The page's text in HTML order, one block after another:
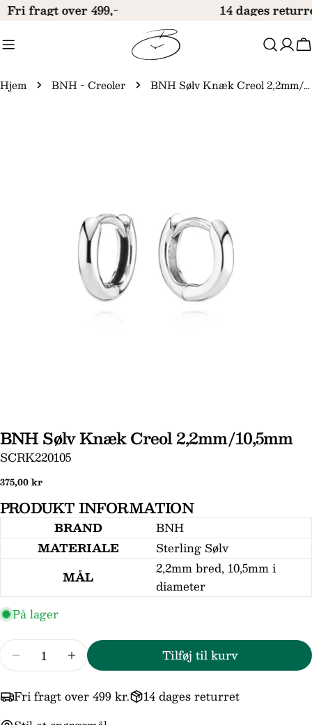
Gå
indhold
Fri fragt over 499,- 14 dages
Hjem BNH - Creoler BNH Sølv Knæk Creol 2,2mm/10,5mm
medie 0 i modal
BNH Sølv Knæk Creol 2,2mm/10,5mm
SKU:
SCRK220105
Normal
375,00 kr
PRODUKT INFORMATION
BRAND
BNH
MATERIALE
Sterling Sølv
MÅL
2,2mm bred, 10,5mm i
diameter
På lager
Reducer mængden for BNH Sølv Knæk Creol
Forøg mængden for BNH Sølv Knæk
Tilføj til kurv
Fri fragt over 499 kr.
14 dages returret
navn
Din
email
Din
telefon
Felterne markeret med * er obligatoriske.
Send spørgsmål